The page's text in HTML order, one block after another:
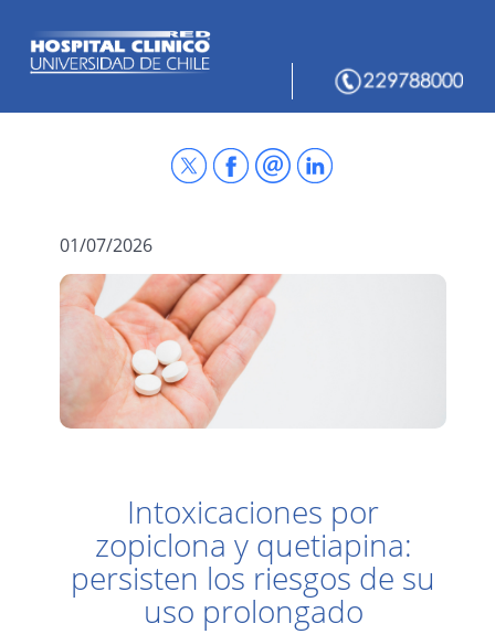
01/07/2026
Intoxicaciones por
zopiclona y quetiapina:
persisten los riesgos de su
uso prolongado